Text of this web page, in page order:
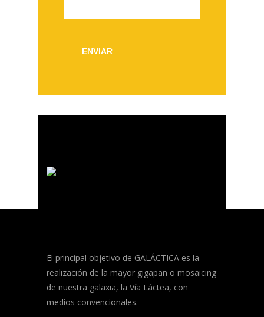
El principal objetivo de GALÁCTICA es la
realización de la mayor gigapan o mosaicing
de nuestra galaxia, la Vía Láctea, con
medios convencionales.